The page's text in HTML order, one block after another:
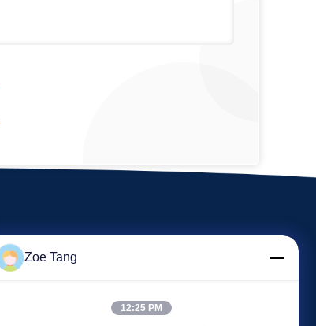
Zoe Tang
12:25 PM